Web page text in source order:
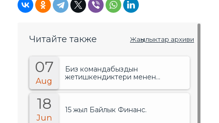
Читайте также Жаңылыктар архиви
07
Aug
Биз командабыздын
жетишкендиктери менен
18
Jun
15 жыл Байлык Финанс.